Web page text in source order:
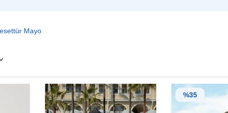
Mayo
%35